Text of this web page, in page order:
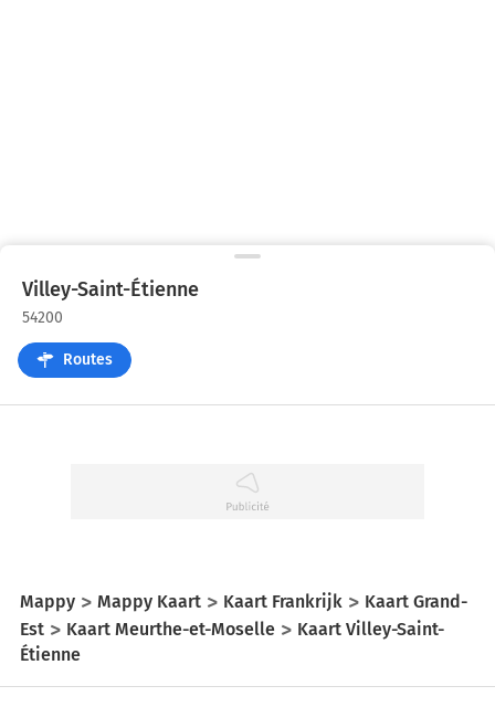
Villey-Saint-Étienne
54200
Routes
Mappy Mappy Kaart Kaart Frankrijk
Kaart Grand-
Est
Kaart Meurthe-et-Moselle
Kaart Villey-Saint-
Étienne